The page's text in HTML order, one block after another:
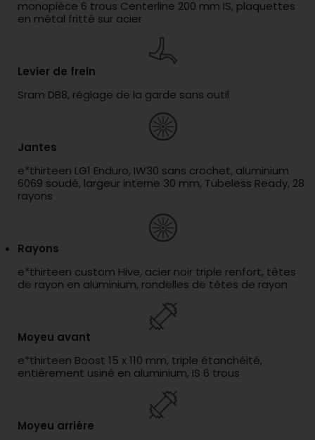
monopièce 6 trous Centerline 200 mm IS, plaquettes
en métal fritté sur acier
Levier de frein
Sram DB8, réglage de la garde sans outil
Jantes
e*thirteen LG1 Enduro, IW30 sans crochet, aluminium
6069 soudé, largeur interne 30 mm, Tubeless Ready, 28
rayons
Rayons
e*thirteen custom Hive, acier noir triple renfort, têtes
de rayon en aluminium, rondelles de têtes de rayon
Moyeu avant
e*thirteen Boost 15 x 110 mm, triple étanchéité,
entièrement usiné en aluminium, IS 6 trous
Moyeu arriére